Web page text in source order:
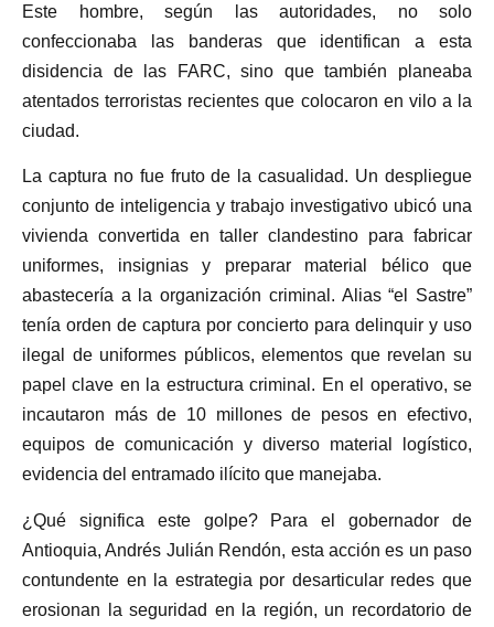
Este hombre, según las autoridades, no solo
confeccionaba las banderas que identifican a esta
disidencia de las FARC, sino que también planeaba
atentados terroristas recientes que colocaron en vilo a la
ciudad.
La captura no fue fruto de la casualidad. Un despliegue
conjunto de inteligencia y trabajo investigativo ubicó una
vivienda convertida en taller clandestino para fabricar
uniformes, insignias y preparar material bélico que
abastecería a la organización criminal. Alias “el Sastre”
tenía orden de captura por concierto para delinquir y uso
ilegal de uniformes públicos, elementos que revelan su
papel clave en la estructura criminal. En el operativo, se
incautaron más de 10 millones de pesos en efectivo,
equipos de comunicación y diverso material logístico,
evidencia del entramado ilícito que manejaba.
¿Qué significa este golpe? Para el gobernador de
Antioquia, Andrés Julián Rendón, esta acción es un paso
contundente en la estrategia por desarticular redes que
erosionan la seguridad en la región, un recordatorio de